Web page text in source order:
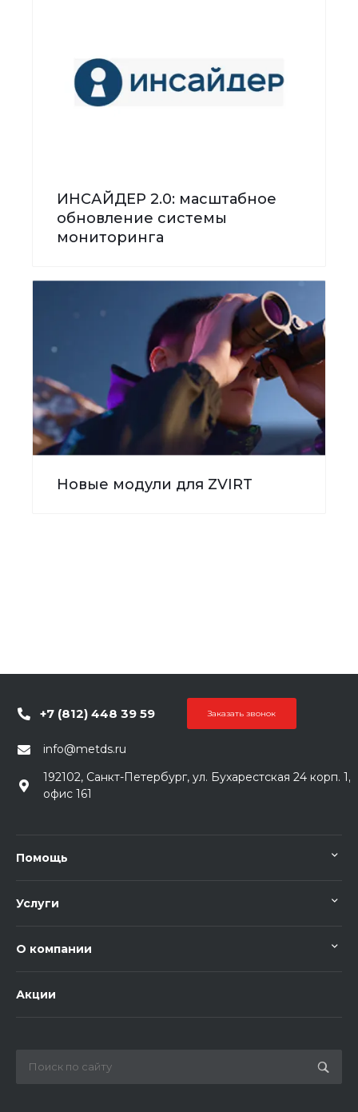
ИНСАЙДЕР 2.0: масштабное
обновление системы
мониторинга
Новые модули для ZVIRT
+7 (812) 448 39 59 Заказать звонок
info@metds.ru
192102, Санкт-Петербург, ул. Бухарестская 24 корп. 1,
офис 161
Помощь
Услуги
О компании
Акции